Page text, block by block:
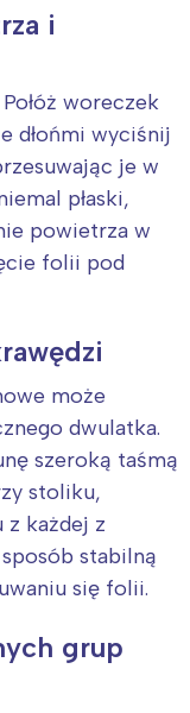
i
woreczek
dłońmi wyciśnij
je w
płaski,
powietrza w
folii pod
może
dwulatka.
szeroką taśmą
stoliku,
każdej z
stabilną
się folii.
grup